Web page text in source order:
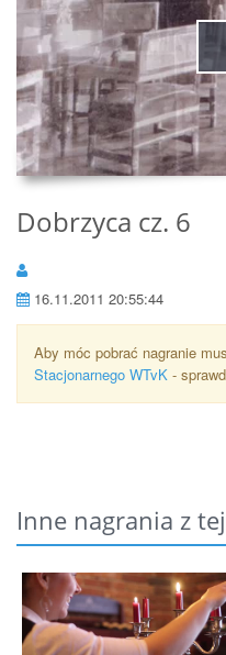
Dobrzyca cz. 6
16.11.2011 20:55:44
Aby móc pobrać nagranie
Stacjonarnego WTvK -
Inne nagrania z